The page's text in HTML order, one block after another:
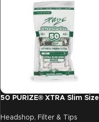
50 PURIZE® XTRA Slim Size
Headshop, Filter & Tips